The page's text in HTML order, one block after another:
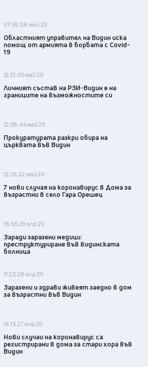
07:55, 08 май 20
Областният управител на Видин иска
помощ от армията в борбата с Covid-
19
12:21, 05 май 20
Личният състав на РЗИ-Видин е на
границите на възможностите си
12:58, 04 май 20
Прокуратурата разкри обира на
църквата във Видин
12:25, 02 май 20
7 нови случая на коронавирус в Дома за
възрастни в село Гара Орешец
18:55, 29 апр 20
Заради заразени медици:
преструктуриране във видинската
болница
11:23, 28 апр 20
Заразени и здрави живеят заедно в дом
за възрастни във Видин
16:13, 27 апр 20
Нови случаи на коронавирус са
регистрирани в дома за стари хора във
Видин